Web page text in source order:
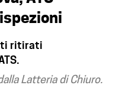
ritirati
Latteria di Chiuro.